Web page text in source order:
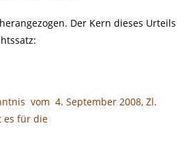
Der Kern dieses Urteils
vom 4. September 2008, Zl.
es für die